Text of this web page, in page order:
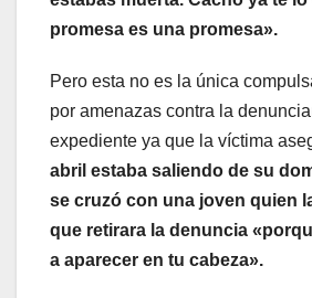
promesa es una promesa».
Pero esta no es la única
por amenazas contra la
expediente ya que la víctima
abril estaba saliendo de su
se cruzó con una joven quien
que retirara la denuncia
a aparecer en tu cabeza».